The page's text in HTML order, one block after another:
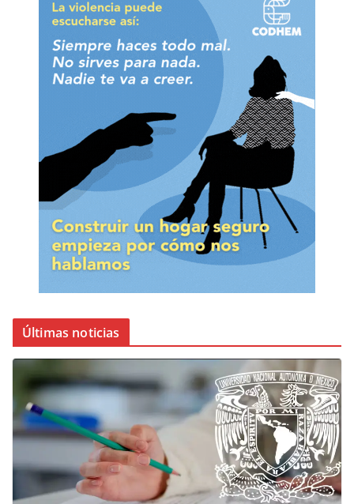
Últimas noticias